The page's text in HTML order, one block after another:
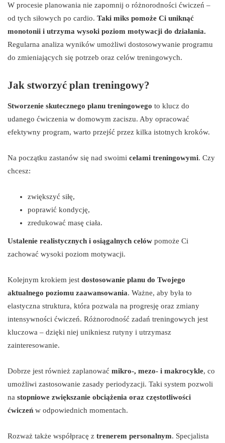
W procesie planowania nie zapomnij o różnorodności ćwiczeń –
od tych siłowych po cardio. Taki miks pomoże Ci uniknąć
monotonii i utrzyma wysoki poziom motywacji do działania.
Regularna analiza wyników umożliwi dostosowywanie programu
do zmieniających się potrzeb oraz celów treningowych.
Jak stworzyć plan treningowy?
Stworzenie skutecznego planu treningowego to klucz do
udanego ćwiczenia w domowym zaciszu. Aby opracować
efektywny program, warto przejść przez kilka istotnych kroków.
Na początku zastanów się nad swoimi celami treningowymi. Czy
chcesz:
zwiększyć siłę,
poprawić kondycję,
zredukować masę ciała.
Ustalenie realistycznych i osiągalnych celów pomoże Ci
zachować wysoki poziom motywacji.
Kolejnym krokiem jest dostosowanie planu do Twojego
aktualnego poziomu zaawansowania. Ważne, aby była to
elastyczna struktura, która pozwala na progresję oraz zmiany
intensywności ćwiczeń. Różnorodność zadań treningowych jest
kluczowa – dzięki niej unikniesz rutyny i utrzymasz
zainteresowanie.
Dobrze jest również zaplanować mikro-, mezo- i makrocykle, co
umożliwi zastosowanie zasady periodyzacji. Taki system pozwoli
na stopniowe zwiększanie obciążenia oraz częstotliwości
ćwiczeń w odpowiednich momentach.
Rozważ także współpracę z trenerem personalnym. Specjalista